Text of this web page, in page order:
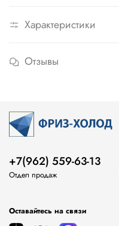
Характеристики
Отзывы
+7(962) 559-63-13
Отдел продаж
Оставайтесь на связи